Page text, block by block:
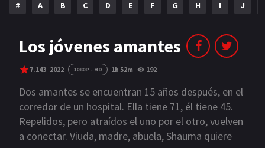
AÑOS
2023 2022
2021 2020
2019 2018
2014 2006
# A B C D E F G H I J
Los jóvenes amantes
7.143 2022 1080P - HD 1h 52m 192
Dos amantes se encuentran 15 años después, en el
corredor de un hospital. Ella tiene 71, él tiene 45.
Repelidos, pero atraídos el uno por el otro, vuelven
a conectar. Viuda, madre, abuela, Shauma quiere